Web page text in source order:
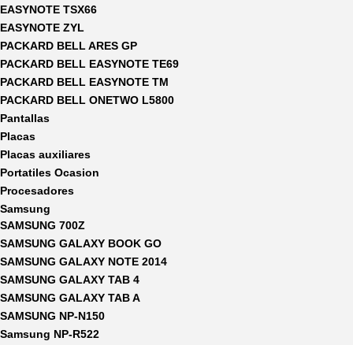
EASYNOTE TSX66
EASYNOTE ZYL
PACKARD BELL ARES GP
PACKARD BELL EASYNOTE TE69
PACKARD BELL EASYNOTE TM
PACKARD BELL ONETWO L5800
Pantallas
Placas
Placas auxiliares
Portatiles Ocasion
Procesadores
Samsung
SAMSUNG 700Z
SAMSUNG GALAXY BOOK GO
SAMSUNG GALAXY NOTE 2014
SAMSUNG GALAXY TAB 4
SAMSUNG GALAXY TAB A
SAMSUNG NP-N150
Samsung NP-R522